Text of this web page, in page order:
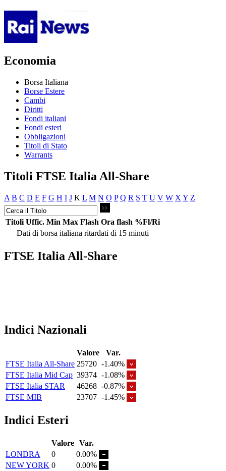
Economia
Borsa Italiana
Borse Estere
Cambi
Diritti
Fondi italiani
Fondi esteri
Obbligazioni
Titoli di Stato
Warrants
Titoli FTSE Italia All-Share
A B C D E F G H I J K L M N O P Q R S T U V W X Y Z
Titoli Uffic. Min Max Flash Ora flash %Fl/Ri
Dati di borsa italiana ritardati di 15 minuti
FTSE Italia All-Share
Indici Nazionali
Valore
Var.
FTSE Italia All-Share 25720 -1.40%
FTSE Italia Mid Cap 39374 -1.08%
FTSE Italia STAR
46268 -0.87%
FTSE MIB
23707 -1.45%
Indici Esteri
Valore Var.
LONDRA
0
0.00%
NEW YORK 0
0.00%